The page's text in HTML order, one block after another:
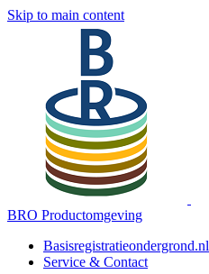
Skip to main content
BRO Productomgeving
Basisregistratieondergrond.nl
Service & Contact